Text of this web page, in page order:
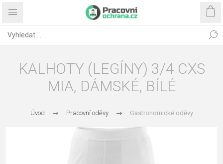
KALHOTY (LEGÍNY) 3/4 CXS
MIA, DÁMSKÉ, BÍLÉ
Úvod Pracovní oděvy Gastronomické oděvy